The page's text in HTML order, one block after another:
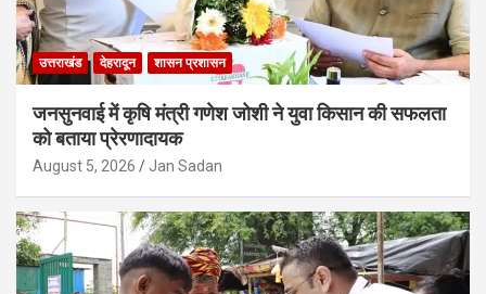
उत्तराखंड देहरादून शासन प्रशासन
जनसुनवाई में कृषि मंत्री गणेश जोशी ने युवा किसान की सफलता
को बताया प्रेरणादायक
August 5, 2026 Jan Sadan